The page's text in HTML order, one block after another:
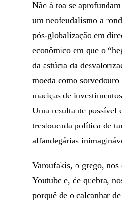
Não à toa se
um neofeudalismo a
pós-globalização em
econômico em que o
da astúcia da
moeda como sorvedouro
maciças de
Uma resultante possível
tresloucada política de
alfandegárias
Varoufakis, o grego, nos
Youtube e, de quebra,
porquê de o calcanhar